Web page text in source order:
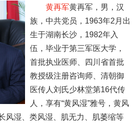
黄再军黄再军，男，汉
族，中共党员，1963年2月出
生于湖南长沙，1982年入
伍，毕业于第三军医大学，
首批执业医师、四川省首批
教授级注册咨询师、清朝御
医传人刘氏少林堂第16代传
人，享有“黄风湿”雅号，黄风
风湿、类风湿、肌无力、肌萎缩等